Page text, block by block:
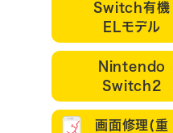
Switch有機
ELモデル
Nintendo
Switch2
画面修理(重